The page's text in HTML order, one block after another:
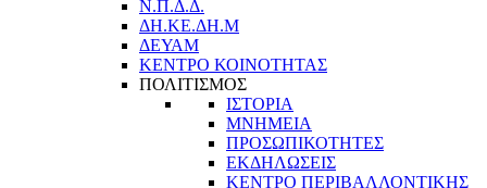
Ν.Π.Δ.Δ.
ΔΗ.ΚΕ.ΔΗ.Μ
ΔΕΥΑΜ
ΚΕΝΤΡΟ ΚΟΙΝΟΤΗΤΑΣ
ΠΟΛΙΤΙΣΜΟΣ
ΙΣΤΟΡΙΑ
ΜΝΗΜΕΙΑ
ΠΡΟΣΩΠΙΚΟΤΗΤΕΣ
ΕΚΔΗΛΩΣΕΙΣ
ΚΕΝΤΡΟ ΠΕΡΙΒΑΛΛΟΝΤΙΚΗΣ